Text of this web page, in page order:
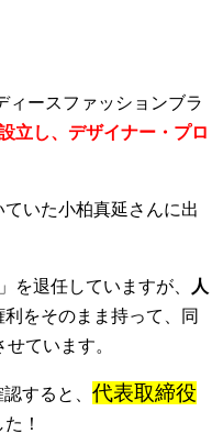
ィースファッションブラ
立し、デザイナー・プロ
いた小柏真延さんに出
を退任していますが、
人
利をそのまま持って、同
せています。
すると、 代表取締役
！